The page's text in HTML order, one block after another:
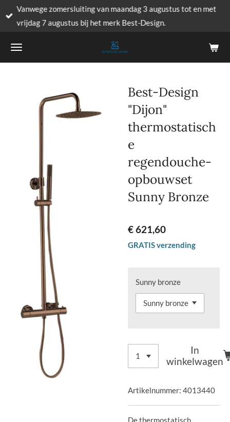
Ga
direct
de
Vanwege zomersluiting van maandag 3 augustus tot en met
vrijdag 7 augustus bij het merk Best-Design.
Best-Design
"Dijon"
thermostatisch
e
regendouche-
opbouwset
Sunny Bronze
€ 621,60
GRATIS verzending
Sunny bronze
In
winkelwagen
Artikelnummer: 4013440
De thermostatisch